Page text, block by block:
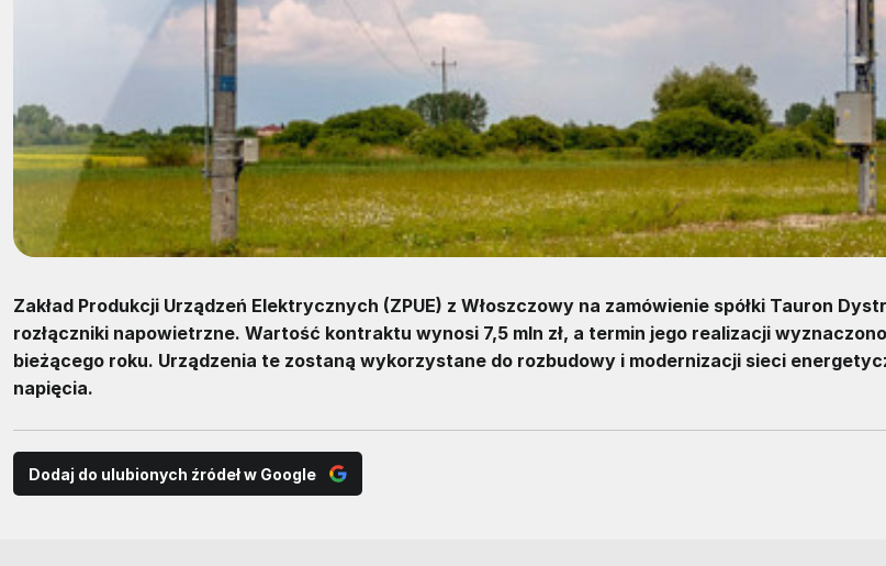
Zakład Produkcji Urządzeń Elektrycznych (ZPUE) z Włoszczowy na zamówienie spółki Tauron
rozłączniki napowietrzne. Wartość kontraktu wynosi 7,5 mln zł, a termin jego realizacji
bieżącego roku. Urządzenia te zostaną wykorzystane do rozbudowy i modernizacji sieci
napięcia.
Dodaj do ulubionych źródeł w Google